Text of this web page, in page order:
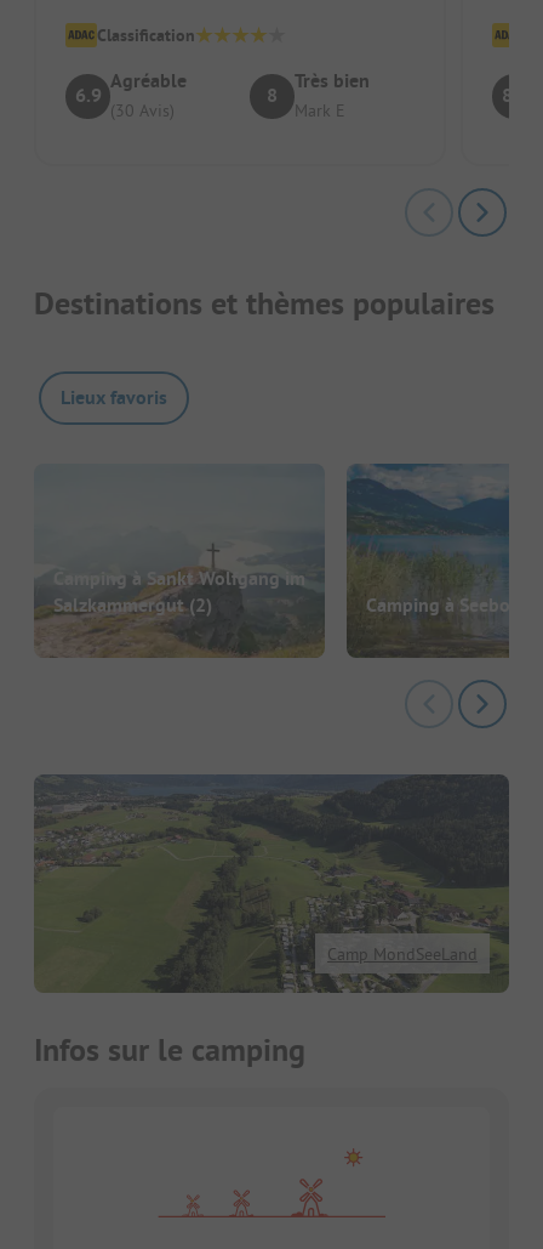
Classification
6.9
Agréable
(30 Avis)
8
Très bien
Mark E
8.9
Destinations et thèmes populaires
Lieux favoris
Camping à Sankt Wolfgang im
Salzkammergut(2) Camping à Seeboden
Camp MondSeeLand
Infos sur le camping